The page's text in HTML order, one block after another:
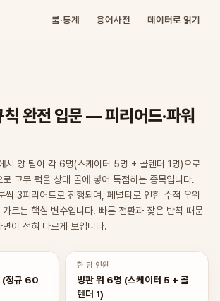
룰·통계 용어사전 데이터로 읽기
완전 입문 — 피리어드·파워
서 양 팀이 각 6명(스케이터 5명 + 골텐더 1명)으로
고무 퍽을 상대 골에 넣어 득점하는 종목입니다.
3피리어드로 진행되며, 페널티로 인한 수적 우위
르는 핵심 변수입니다. 빠른 전환과 잦은 반칙 때문
이 전혀 다르게 보입니다.
(정규 60
한 팀 인원
빙판 위 6명 (스케이터 5 + 골
텐더 1)